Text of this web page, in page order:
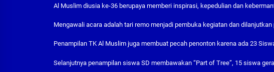
Al Muslim diusia ke-36 berupaya memberi inspirasi, kepedulian dan
Mengawali acara adalah tari remo menjadi pembuka kegiatan dan
Penampilan TK Al Muslim juga membuat pecah penonton karena ada 23
Selanjutnya penampilan siswa SD membawakan “Part of Tree”, 15 siswa